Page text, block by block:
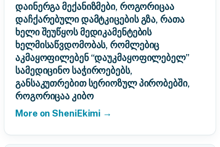
დაინერგა მექანიზმები, როგორიცაა
დაჩქარებული დამტკიცების გზა, რათა
ხელი შეუწყოს მედიკამენტების
ხელმისაწვდომობას, რომლებიც
აკმაყოფილებენ “დაუკმაყოფილებელ”
სამედიცინო საჭიროებებს,
განსაკუთრებით სერიოზულ პირობებში,
როგორიცაა კიბო
More on SheniEkimi →